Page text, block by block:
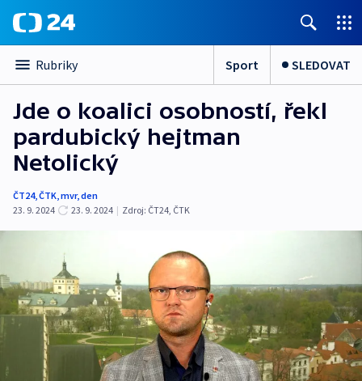
Rubriky Sport SLEDOVAT
Jde o koalici osobností, řekl
pardubický hejtman
Netolický
ČT24,ČTK,mvr,den
23. 9. 2024
23. 9. 2024 | Zdroj: ČT24, ČTK